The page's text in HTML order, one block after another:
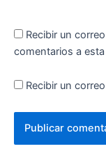
Recibir un
comentarios a
Recibir un